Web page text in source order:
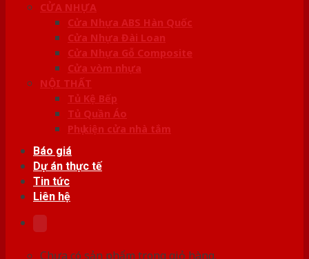
CỬA NHỰA
Cửa Nhựa ABS Hàn Quốc
Cửa Nhựa Đài Loan
Cửa Nhựa Gỗ Composite
Cửa vòm nhựa
NỘI THẤT
Tủ Kệ Bếp
Tủ Quần Áo
Phụ kiện cửa nhà tắm
Báo giá
Dự án thực tế
Tin tức
Liên hệ
Chưa có sản phẩm trong giỏ hàng.